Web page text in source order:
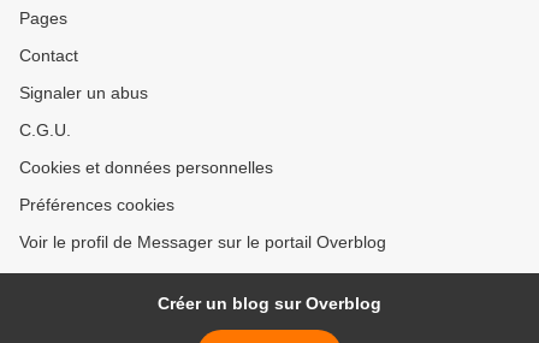
Pages
Contact
Signaler un abus
C.G.U.
Cookies et données personnelles
Préférences cookies
Voir le profil de Messager sur le portail Overblog
Créer un blog sur Overblog